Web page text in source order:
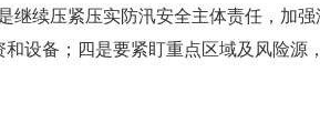
继续压紧压实防汛安全主体责任，加
和设备；四是要紧盯重点区域及风险